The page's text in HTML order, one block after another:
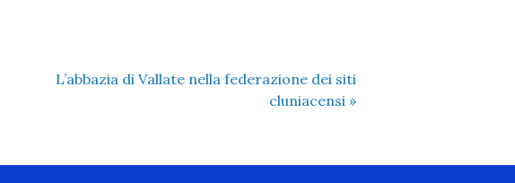
L’abbazia di Vallate nella federazione dei siti
cluniacensi »